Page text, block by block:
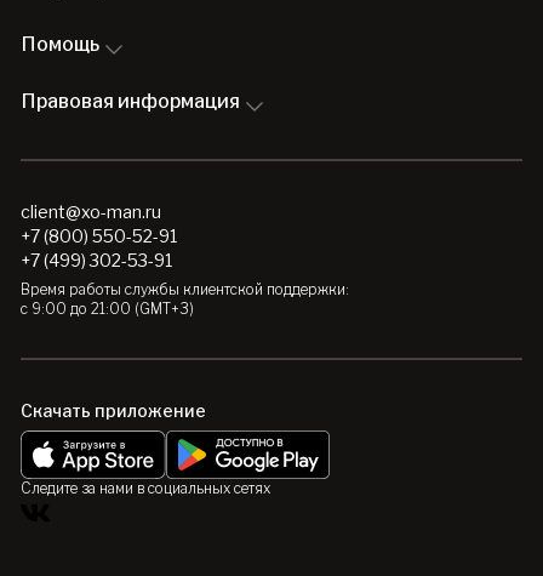
Помощь
Правовая информация
client@xo-man.ru
+7 (800) 550-52-91
+7 (499) 302-53-91
Время работы службы клиентской поддержки:
с 9:00 до 21:00 (GMT+3)
Скачать приложение
Следите за нами в социальных сетях